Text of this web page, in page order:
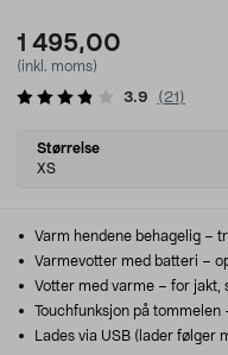
1 495,00
(inkl. moms)
3.9 ( 21 )
Select
variant
Størrelse
XS
Varm hendene behagelig –
Varmevotter med batteri –
Votter med varme – for jakt,
Touchfunksjon på tommelen
Lades via USB (lader følger